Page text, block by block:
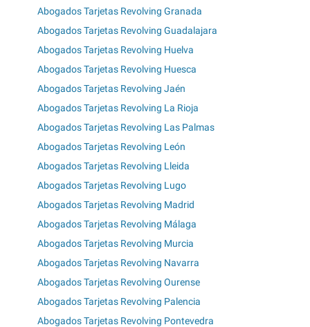
Abogados Tarjetas Revolving Granada
Abogados Tarjetas Revolving Guadalajara
Abogados Tarjetas Revolving Huelva
Abogados Tarjetas Revolving Huesca
Abogados Tarjetas Revolving Jaén
Abogados Tarjetas Revolving La Rioja
Abogados Tarjetas Revolving Las Palmas
Abogados Tarjetas Revolving León
Abogados Tarjetas Revolving Lleida
Abogados Tarjetas Revolving Lugo
Abogados Tarjetas Revolving Madrid
Abogados Tarjetas Revolving Málaga
Abogados Tarjetas Revolving Murcia
Abogados Tarjetas Revolving Navarra
Abogados Tarjetas Revolving Ourense
Abogados Tarjetas Revolving Palencia
Abogados Tarjetas Revolving Pontevedra